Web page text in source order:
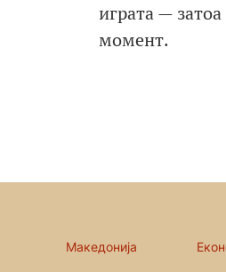
играта —
момент.
Македонија